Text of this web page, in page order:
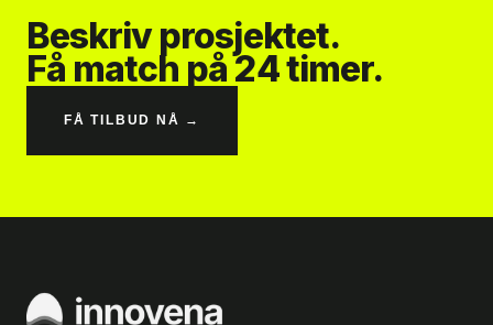
Beskriv prosjektet.
Få match på 24 timer.
FÅ TILBUD NÅ →